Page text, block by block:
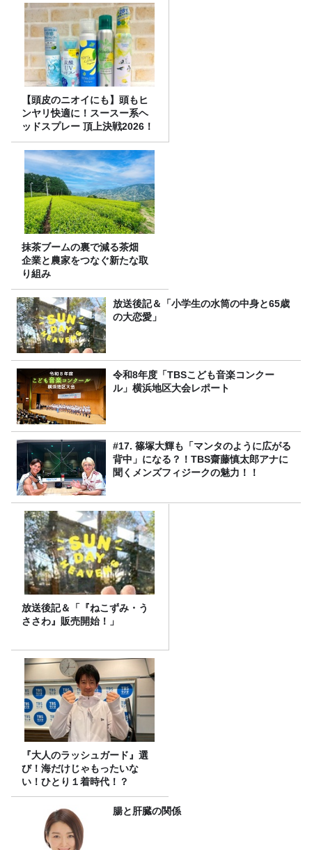
【頭皮のニオイにも】頭もヒ
ンヤリ快適に！スースー系ヘ
ッドスプレー 頂上決戦2026！
抹茶ブームの裏で減る茶畑
企業と農家をつなぐ新たな取
り組み
放送後記＆「小学生の水筒の中身と65歳
の大恋愛」
令和8年度「TBSこども音楽コンクー
ル」横浜地区大会レポート
#17. 篠塚大輝も「マンタのように広がる
背中」になる？！TBS齋藤慎太郎アナに
聞くメンズフィジークの魅力！！
放送後記＆「『ねこずみ・う
ささわ』販売開始！」
『大人のラッシュガード』選
び！海だけじゃもったいな
い！ひとり１着時代！？
腸と肝臓の関係